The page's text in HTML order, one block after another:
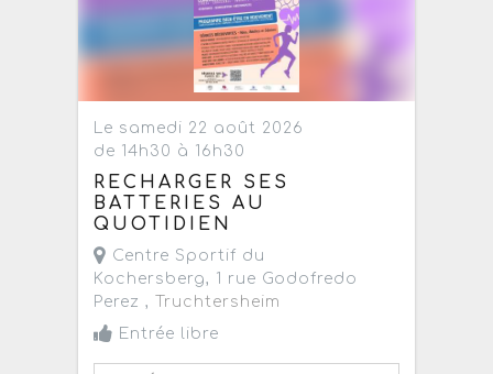
Le samedi 22 août 2026
de 14h30 à 16h30
RECHARGER SES
BATTERIES AU
QUOTIDIEN
Centre Sportif du
Kochersberg, 1 rue Godofredo
Perez ,
Truchtersheim
Entrée libre